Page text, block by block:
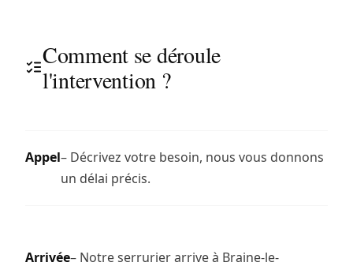
Comment se déroule
l'intervention ?
Appel– Décrivez votre besoin, nous vous donnons
un délai précis.
Arrivée– Notre serrurier arrive à Braine-le-